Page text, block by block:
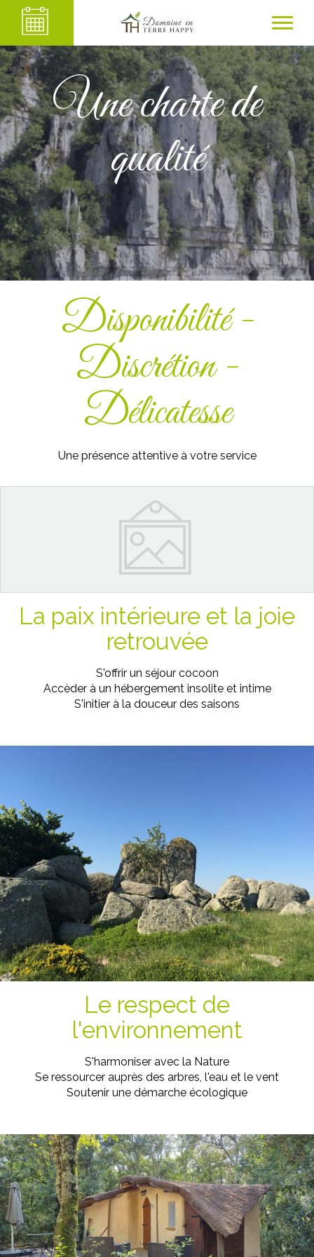
Une charte de
qualité
Disponibilité -
Discrétion -
Délicatesse
Une présence attentive à votre service
La paix intérieure et la joie
retrouvée
S'offrir un séjour cocoon
Accèder à un hébergement insolite et intime
S'initier à la douceur des saisons
Le respect de
l'environnement
S'harmoniser avec la Nature
Se ressourcer auprès des arbres, l'eau et le vent
Soutenir une démarche écologique